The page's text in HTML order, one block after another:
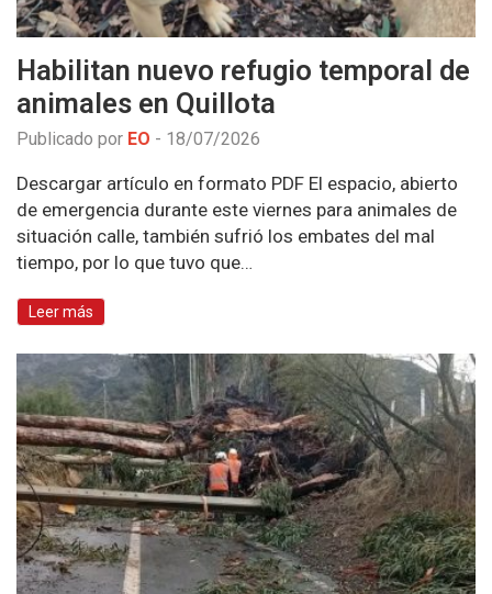
Habilitan nuevo refugio temporal de
animales en Quillota
Publicado por EO - 18/07/2026
Descargar artículo en formato PDF El espacio, abierto
de emergencia durante este viernes para animales de
situación calle, también sufrió los embates del mal
tiempo, por lo que tuvo que…
Leer más